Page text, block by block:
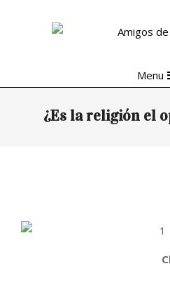
Navigation
Menu
¿Es la religión el